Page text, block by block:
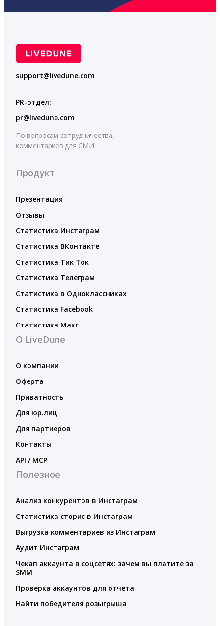
support@livedune.com
PR-отдел:
pr@livedune.com
По вопросам сотрудничества,
комментариев для СМИ
Продукт
Презентация
Отзывы
Статистика Инстаграм
Статистика ВКонтакте
Статистика Тик Ток
Статистика Телеграм
Статистика в Одноклассниках
Статистика Facebook
Статистика Макс
О LiveDune
О компании
Оферта
Приватность
Для юр.лиц
Для партнеров
Контакты
API / MCP
Полезное
Анализ конкурентов в Инстаграм
Статистика сторис в Инстаграм
Выгрузка комментариев из Инстаграм
Аудит Инстаграм
Чекап аккаунта в соцсетях: зачем вы платите за
SMM
Проверка аккаунтов для отчета
Найти победителя розыгрыша